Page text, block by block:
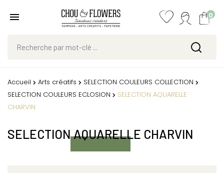
0
Accueil Arts créatifs
SELECTION COULEURS COLLECTION
SELECTION COULEURS ECLOSION
SELECTION AQUARELLE
CHARVIN
SELECTION AQUARELLE CHARVIN